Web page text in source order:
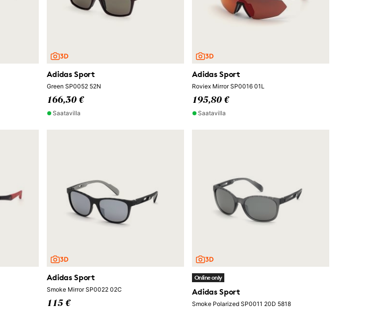
Adidas Sport
Green SP0052 52N
166,30 €
Saatavilla
Adidas Sport
Roviex Mirror SP0016 01L
195,80 €
Saatavilla
Adidas Sport
Smoke Mirror SP0022 02C
115 €
Online only
Adidas Sport
Smoke Polarized SP0011 20D 5818